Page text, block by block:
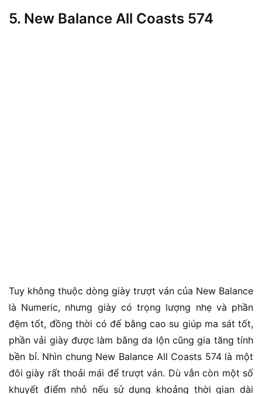
5. New Balance All Coasts 574
Tuy không thuộc dòng giày trượt ván của New Balance
là Numeric, nhưng giày có trọng lượng nhẹ và phần
đệm tốt, đồng thời có đế bằng cao su giúp ma sát tốt,
phần vải giày được làm bằng da lộn cũng gia tăng tính
bền bỉ. Nhìn chung New Balance All Coasts 574 là một
đôi giày rất thoải mái để trượt ván. Dù vẫn còn một số
khuyết điểm nhỏ nếu sử dụng khoảng thời gian dài